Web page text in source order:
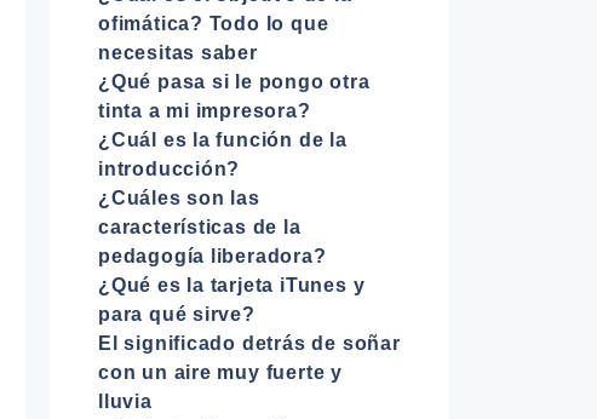
ofimática? Todo lo que
necesitas saber
¿Qué pasa si le pongo otra
tinta a mi impresora?
¿Cuál es la función de la
introducción?
¿Cuáles son las
características de la
pedagogía liberadora?
¿Qué es la tarjeta iTunes y
para qué sirve?
El significado detrás de soñar
con un aire muy fuerte y
lluvia